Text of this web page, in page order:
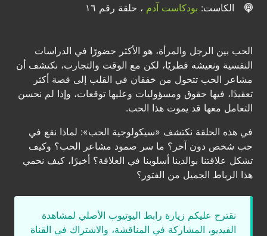
الكاست: بودكاست آدم ، حلقة رقم ١٦
الحب بين الرجل والمرأة، هو الأكثر حضورًا في الدراسات
النفسية ونعيشه فطريًا، لكن مع الوقت والتجارب، نكتشف أن
مشاعر الحب تتحول من خفقان في القلب إلى قصة أكثر
تعقيدًا، فيها حقوق ومسؤوليات وعليها توقعات، وإذا لم نحسن
التعامل معها قد يموت هذا الحب.
في هذه الحلقة نكتشف «سيكولوجية الحب»: لماذا نقع في
حب شخص دون آخر؟ ما سر صمود مشاعر الحب؟ وكيف
تشكل علاقتنا بوالدينا أسلوبنا في العلاقة؟ أخيرًا، كيف نحمي
هذا الرباط الجميل من الفتور؟
نقترح عليكم زيارة رابط اليوتيوب الأصلي لمشاهدة
الفيديو، المشاركة في المناقشة، والاشتراك في القناة